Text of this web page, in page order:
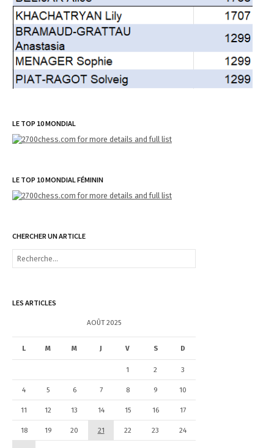
LE TOP 10 MONDIAL
LE TOP 10 MONDIAL FÉMININ
CHERCHER UN ARTICLE
R
r
e
LES ARTICLES
AOÛT 2025
L M M J V S D
1 2 3
4 5 6 7 8 9 10
11 12 13 14 15 16 17
18 19 20 21 22 23 24